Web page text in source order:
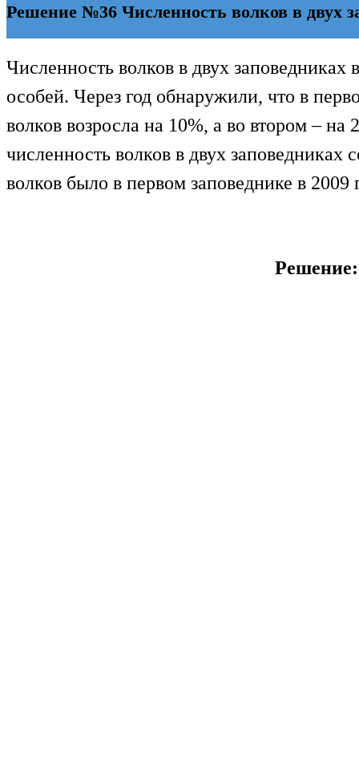
Решение №36 Численность волков в двух
Численность волков в двух заповедниках
особей. Через год обнаружили, что в
волков возросла на 10%, а во втором – на
численность волков в двух заповедниках
волков было в первом заповеднике в 2009
Решение: